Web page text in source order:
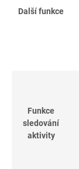
Další funkce
Funkce
sledování
aktivity